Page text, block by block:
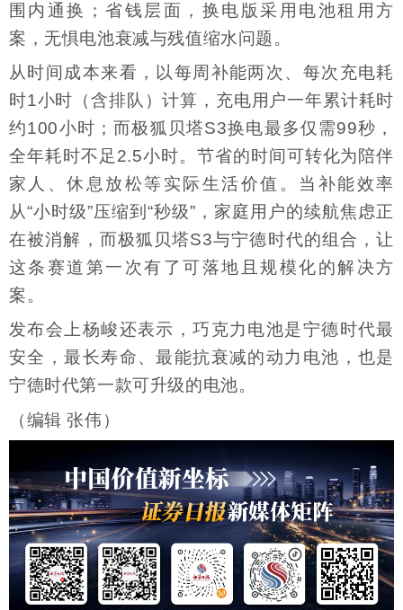
围内通换；省钱层面，换电版采用电池租用方
案，无惧电池衰减与残值缩水问题。
从时间成本来看，以每周补能两次、每次充电耗
时1小时（含排队）计算，充电用户一年累计耗时
约100小时；而极狐贝塔S3换电最多仅需99秒，
全年耗时不足2.5小时。节省的时间可转化为陪伴
家人、休息放松等实际生活价值。当补能效率
从“小时级”压缩到“秒级”，家庭用户的续航焦虑正
在被消解，而极狐贝塔S3与宁德时代的组合，让
这条赛道第一次有了可落地且规模化的解决方
案。
发布会上杨峻还表示，巧克力电池是宁德时代最
安全，最长寿命、最能抗衰减的动力电池，也是
宁德时代第一款可升级的电池。
（编辑 张伟）